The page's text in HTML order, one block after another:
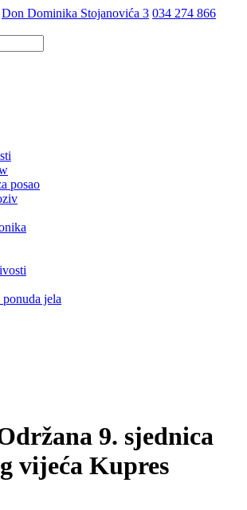
Don Dominika Stojanovića 3 034 274 866
posao
jela
9. sjednica
vijeća Kupres